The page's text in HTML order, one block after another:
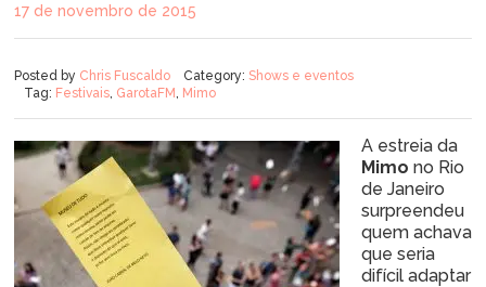
17 de novembro de 2015
Posted by Chris Fuscaldo Category: Shows e eventos
Tag: Festivais, GarotaFM, Mimo
A estreia da
Mimo no Rio
de Janeiro
surpreendeu
quem achava
que seria
difícil adaptar